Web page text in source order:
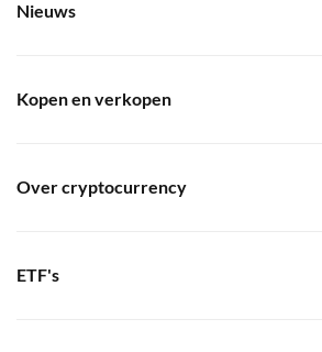
Nieuws
Kopen en verkopen
Over cryptocurrency
ETF's